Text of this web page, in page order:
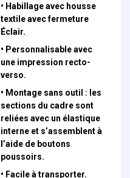
• Habillage avec housse
textile avec fermeture
Éclair.
• Personnalisable avec
une impression recto-
verso.
• Montage sans outil : les
sections du cadre sont
reliées avec un élastique
interne et s’assemblent à
l’aide de boutons
poussoirs.
• Facile à transporter.